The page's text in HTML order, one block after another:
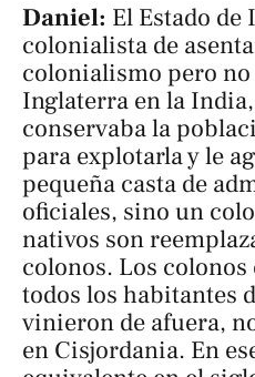
Daniel: El Estado de
colonialista de
colonialismo pero
Inglaterra en la
conservaba la
para explotarla y le
pequeña casta de
oficiales, sino un
nativos son
colonos. Los colonos
todos los habitantes
vinieron de afuera,
en Cisjordania. En